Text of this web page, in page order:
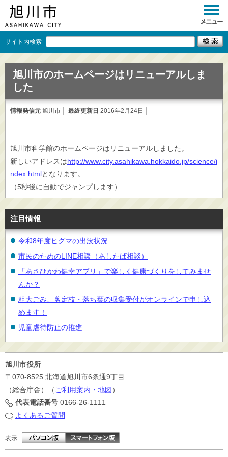
サイト内検索
旭川市のホームページはリニューアルしま
した
情報発信元 旭川市 最終更新日 2016年2月24日
旭川市科学館のホームページはリニューアルしました。
新しいアドレスはhttp://www.city.asahikawa.hokkaido.jp/science/i
ndex.htmlとなります。
（5秒後に自動でジャンプします）
注目情報
令和8年度ヒグマの出没状況
市民のためのLINE相談（あしたば相談）
「あさひかわ健幸アプリ」で楽しく健康づくりをしてみませ
んか？
粗大ごみ、剪定枝・落ち葉の収集受付がオンラインで申し込
めます！
児童虐待防止の推進
旭川市役所
〒070-8525 北海道旭川市6条通9丁目
（総合庁舎）（ ご利用案内・地図 ）
代表電話番号 0166-26-1111
よくあるご質問
表示